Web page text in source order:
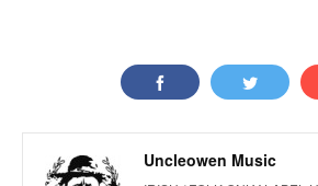
Uncleowen Music